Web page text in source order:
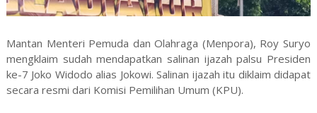
Mantan Menteri Pemuda dan Olahraga (Menpora), Roy Suryo
mengklaim sudah mendapatkan salinan ijazah palsu Presiden
ke-7 Joko Widodo alias Jokowi. Salinan ijazah itu diklaim didapat
secara resmi dari Komisi Pemilihan Umum (KPU).